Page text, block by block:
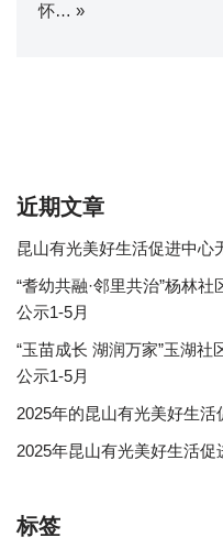
怀… »
近期文章
昆山有光美好生活促进中心
“耆幼共融·邻里共治”杨林
公示1-5月
“玉苗成长 湖润万家”玉湖
公示1-5月
2025年的昆山有光美好生
2025年昆山有光美好生活
标签